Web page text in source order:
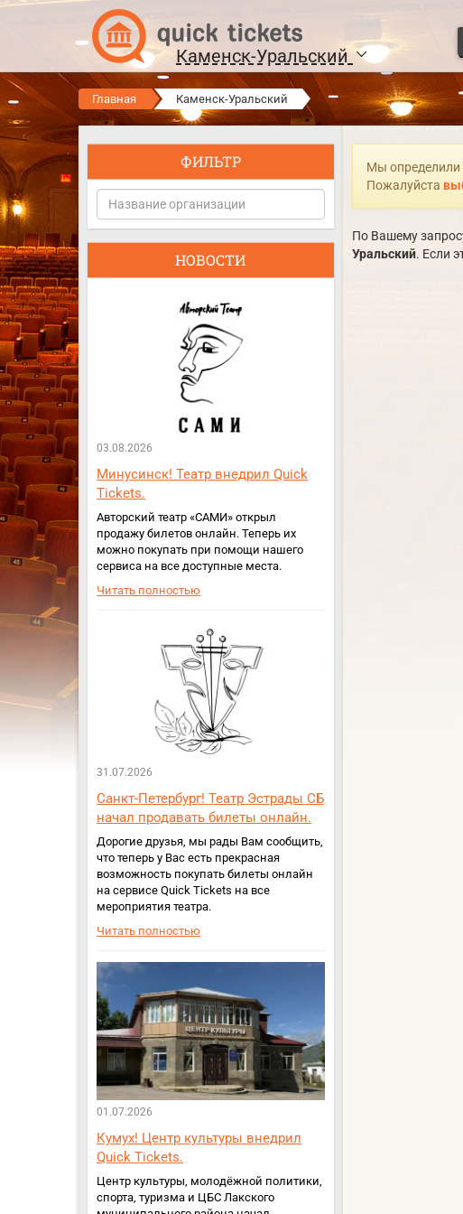
Каменск-Уральский
Главная Каменск-Уральский
ФИЛЬТР
НОВОСТИ
03.08.2026
Минусинск! Театр внедрил Quick
Tickets.
Авторский театр «САМИ» открыл
продажу билетов онлайн. Теперь их
можно покупать при помощи нашего
сервиса на все доступные места.
Читать полностью
31.07.2026
Санкт-Петербург! Театр Эстрады СБ
начал продавать билеты онлайн.
Дорогие друзья, мы рады Вам сообщить,
что теперь у Вас есть прекрасная
возможность покупать билеты онлайн
на сервисе Quick Tickets на все
мероприятия театра.
Читать полностью
01.07.2026
Кумух! Центр культуры внедрил
Quick Tickets.
Центр культуры, молодёжной политики,
спорта, туризма и ЦБС Лакского
Мы определили
Пожалуйста
По Вашему
Уральский. Если